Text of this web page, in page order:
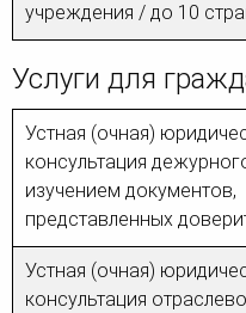
учреждения / до 10
Услуги для
Устная (очная)
консультация
изучением документов,
представленных
Устная (очная)
консультация